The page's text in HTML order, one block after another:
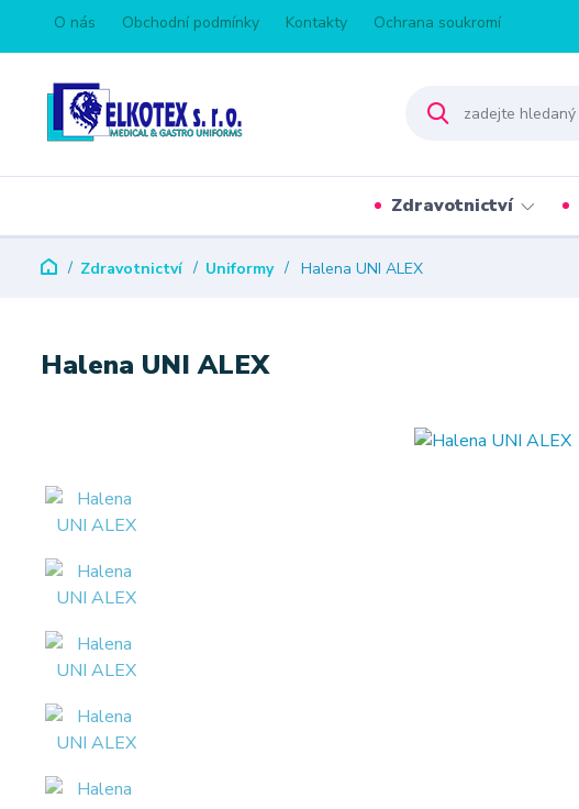
O nás Obchodní podmínky Kontakty Ochrana soukromí
Zdravotnictví
Zdravotnictví Uniformy Halena UNI ALEX
Halena UNI ALEX